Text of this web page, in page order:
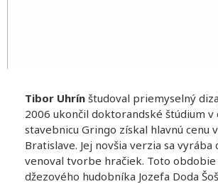
Tibor Uhrín študoval priemyselný
2006 ukončil doktorandské štúdium
stavebnicu Gringo získal hlavnú cenu
Bratislave. Jej novšia verzia sa
venoval tvorbe hračiek. Toto
džezového hudobníka Jozefa Doda